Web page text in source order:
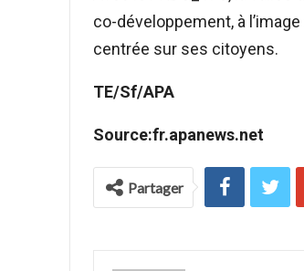
co-développement, à
centrée sur ses citoyens.
TE/Sf/APA
Source:fr.apanews.net
Partager